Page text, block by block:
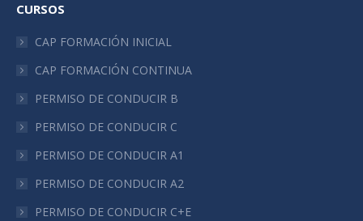
opens
in
window
opens
in
window
CURSOS
CAP FORMACIÓN INICIAL
CAP FORMACIÓN CONTINUA
PERMISO DE CONDUCIR B
PERMISO DE CONDUCIR C
PERMISO DE CONDUCIR A1
PERMISO DE CONDUCIR A2
PERMISO DE CONDUCIR C+E